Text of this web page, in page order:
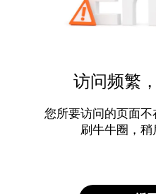
访问频繁
您所要访问的页面
刷牛牛圈，稍